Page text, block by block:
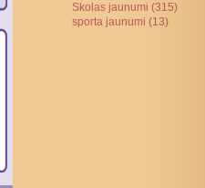
Skolas jaunumi (315)
sporta jaunumi (13)